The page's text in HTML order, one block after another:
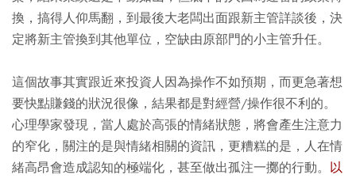
換，搞得人仰馬翻，到最後大老闆出面跟新主管詳談後，決
定將新主管換到其他單位，空缺由原部門的小主管升任。
這個故事其實跟近來投資人因為操作不如預期，而更急著想
要快點賺錢的狀況很像，結果都是對經營/操作很不利的。
心理學家發現，當人處於高張的情緒狀態，將會產生注意力
的窄化，關注的是與情緒相關的資訊，更糟糕的是，人在情
緒高昂會造成認知的極端化，甚至做出孤注一擲的行動。 以